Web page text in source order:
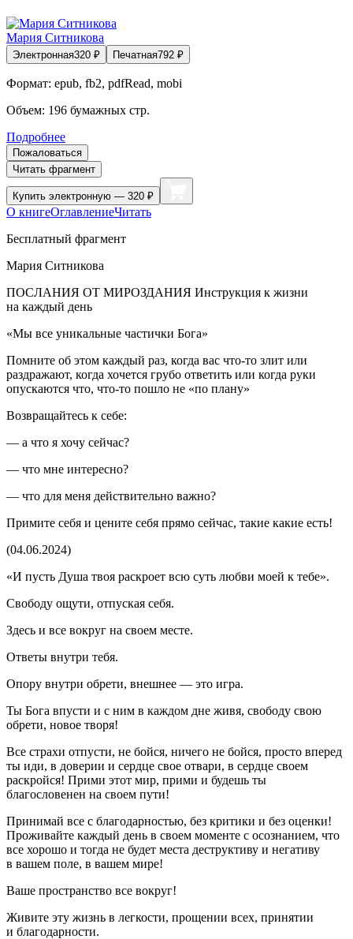
Мария Ситникова
Электронная320 ₽ Печатная792 ₽
Формат: epub, fb2, pdfRead, mobi
Объем: 196 бумажных стр.
Подробнее
Пожаловаться
Читать фрагмент
Купить электронную — 320 ₽
О книгеОглавлениеЧитать
Бесплатный фрагмент
Мария Ситникова
ПОСЛАНИЯ ОТ МИРОЗДАНИЯ Инструкция к жизни
на каждый день
«Мы все уникальные частички Бога»
Помните об этом каждый раз, когда вас что-то злит или
раздражают, когда хочется грубо ответить или когда руки
опускаются что, что-то пошло не «по плану»
Возвращайтесь к себе:
— а что я хочу сейчас?
— что мне интересно?
— что для меня действительно важно?
Примите себя и цените себя прямо сейчас, такие какие есть!
(04.06.2024)
«И пусть Душа твоя раскроет всю суть любви моей к тебе».
Свободу ощути, отпуская себя.
Здесь и все вокруг на своем месте.
Ответы внутри тебя.
Опору внутри обрети, внешнее — это игра.
Ты Бога впусти и с ним в каждом дне живя, свободу свою
обрети, новое творя!
Все страхи отпусти, не бойся, ничего не бойся, просто вперед
ты иди, в доверии и сердце свое отвари, в сердце своем
раскройся! Прими этот мир, прими и будешь ты
благословенен на своем пути!
Принимай все с благодарностью, без критики и без оценки!
Проживайте каждый день в своем моменте с осознанием, что
все хорошо и тогда не будет места деструктиву и негативу
в вашем поле, в вашем мире!
Ваше пространство все вокруг!
Живите эту жизнь в легкости, прощении всех, принятии
и благодарности.